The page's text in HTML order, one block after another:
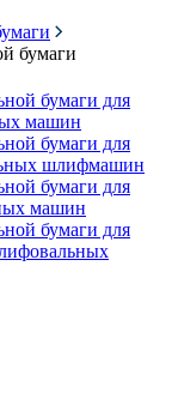
бумаги
бумаги для
машин
бумаги для
шлифмашин
бумаги для
машин
бумаги для